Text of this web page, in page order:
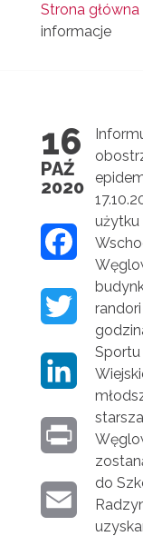
Strona główna
informacje
16
PAŹ
2020
B
O
T
E
E
użytku
Sportu
do